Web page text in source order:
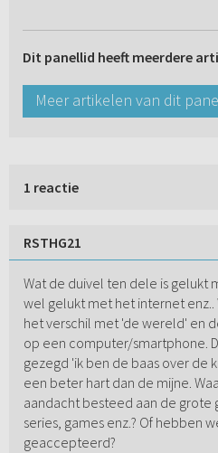
Dit panellid heeft meerdere
Meer artikelen van dit
1 reactie
RSTHG21
Wat de duivel ten dele is gelukt
wel gelukt met het internet enz..
het verschil met 'de wereld' en
op een computer/smartphone.
gezegd 'ik ben de baas over de
een beter hart dan de mijne.
aandacht besteed aan de grote
series, games enz.? Of hebben
geaccepteerd?